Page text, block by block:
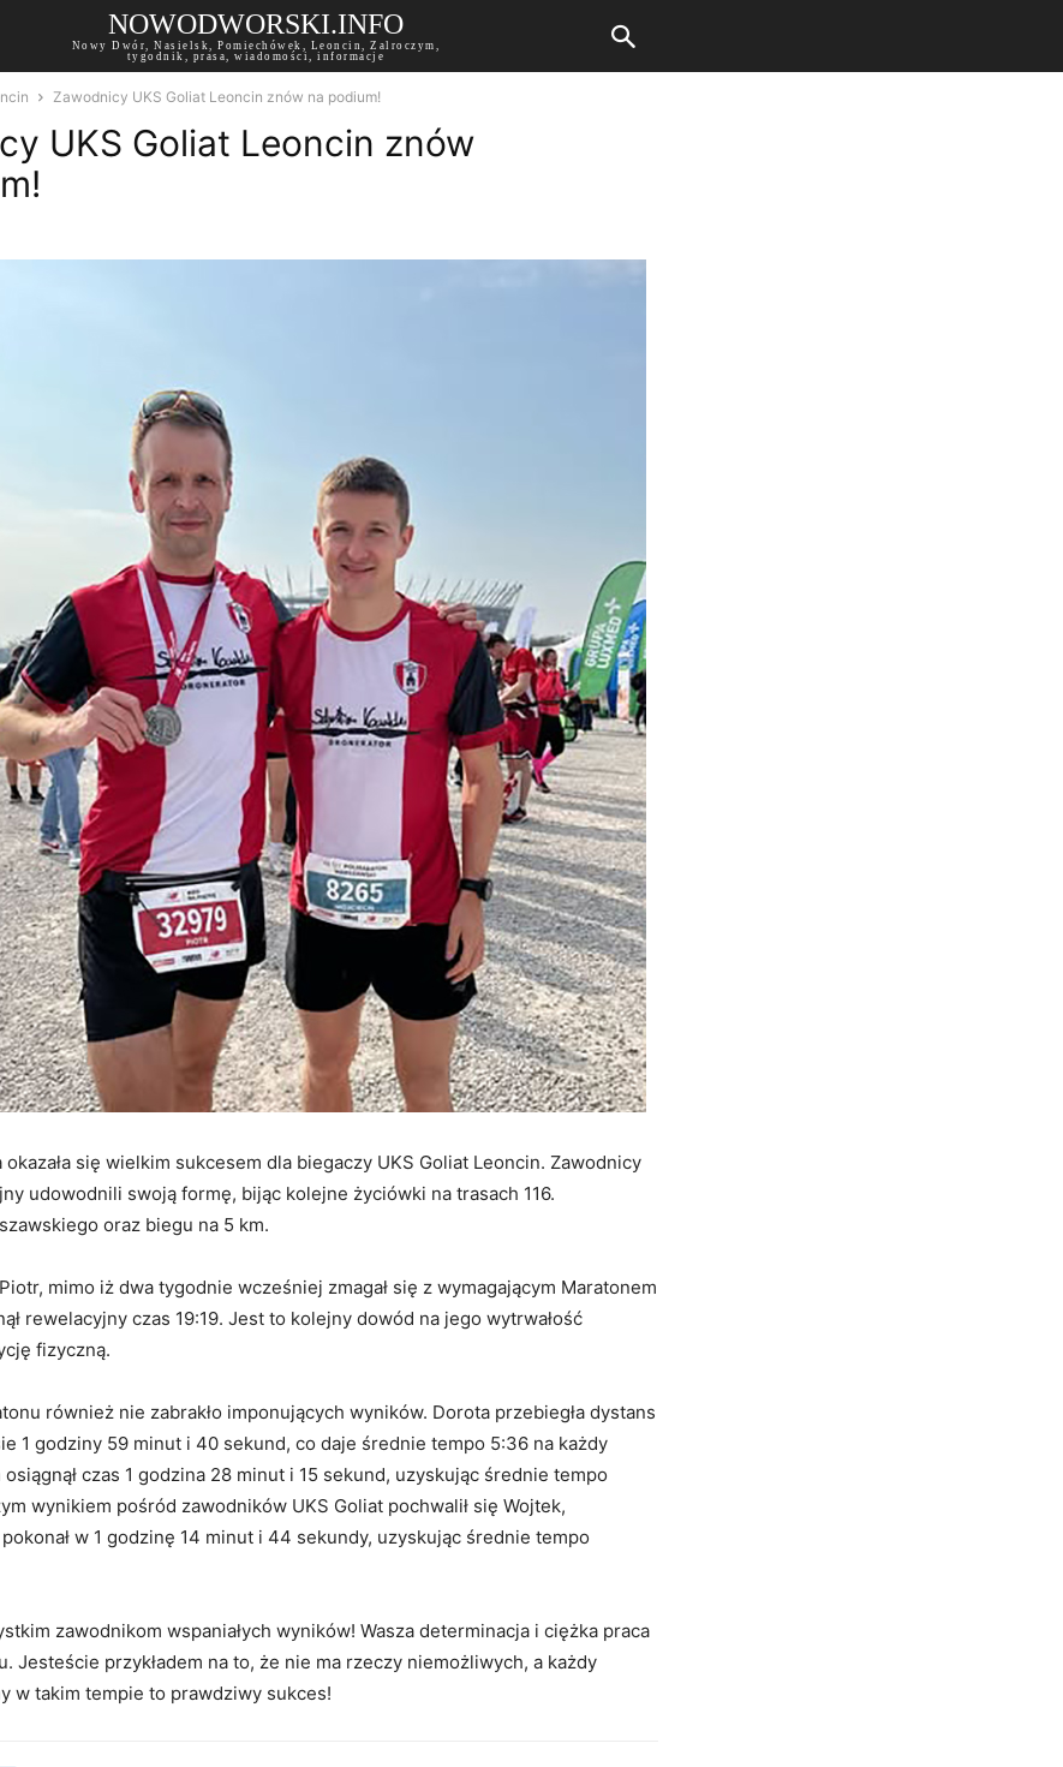
NOWODWORSKI.INFO
Nowy Dwór, Nasielsk, Pomiechówek, Leoncin, Zalroczym,
tygodnik, prasa, wiadomości, informacje
Zawodnicy UKS Goliat Leoncin znów na podium!
UKS Goliat Leoncin znów
się wielkim sukcesem dla biegaczy UKS Goliat Leoncin. Zawodnicy
udowodnili swoją formę, bijąc kolejne życiówki na trasach 116.
oraz biegu na 5 km.
mimo iż dwa tygodnie wcześniej zmagał się z wymagającym Maratonem
rewelacyjny czas 19:19. Jest to kolejny dowód na jego wytrwałość
fizyczną.
również nie zabrakło imponujących wyników. Dorota przebiegła dystans
1 godziny 59 minut i 40 sekund, co daje średnie tempo 5:36 na każdy
czas 1 godzina 28 minut i 15 sekund, uzyskując średnie tempo
wynikiem pośród zawodników UKS Goliat pochwalił się Wojtek,
w 1 godzinę 14 minut i 44 sekundy, uzyskując średnie tempo
zawodnikom wspaniałych wyników! Wasza determinacja i ciężka praca
Jesteście przykładem na to, że nie ma rzeczy niemożliwych, a każdy
w takim tempie to prawdziwy sukces!